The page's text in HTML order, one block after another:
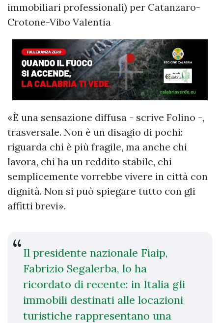
immobiliari professionali) per Catanzaro-
Crotone-Vibo Valentia
«È una sensazione diffusa - scrive Folino -,
trasversale. Non è un disagio di pochi:
riguarda chi è più fragile, ma anche chi
lavora, chi ha un reddito stabile, chi
semplicemente vorrebbe vivere in città con
dignità. Non si può spiegare tutto con gli
affitti brevi».
Il presidente nazionale Fiaip,
Fabrizio Segalerba, lo ha
ricordato di recente: in Italia gli
immobili destinati alle locazioni
turistiche rappresentano una